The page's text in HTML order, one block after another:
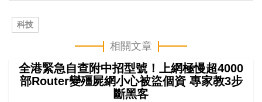
科技
相關文章
全港緊急自查附中招型號！上網極慢超4000
部Router變殭屍網小心被盜個資 專家教3步
斷黑客